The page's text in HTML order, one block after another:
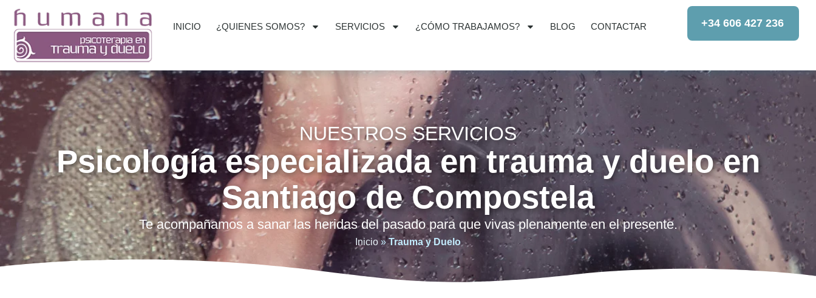
INICIO ¿QUIENES SOMOS? SERVICIOS ¿CÓMO TRABAJAMOS? BLOG CONTACTAR +34 606 427 236
NUESTROS SERVICIOS
Psicología especializada en trauma y duelo en
Santiago de Compostela
Te acompañamos a sanar las heridas del pasado para que vivas plenamente en el presente.
Inicio»Trauma y Duelo